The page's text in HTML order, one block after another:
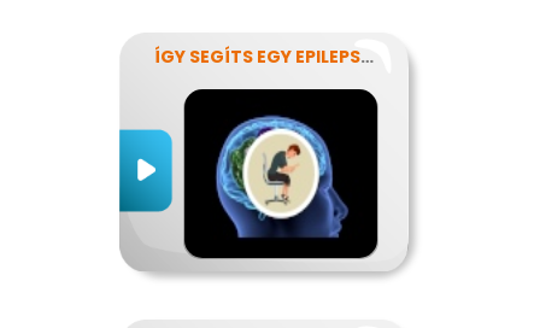
ÍGY SEGÍTS EGY EPILEPSZIÁSNAK